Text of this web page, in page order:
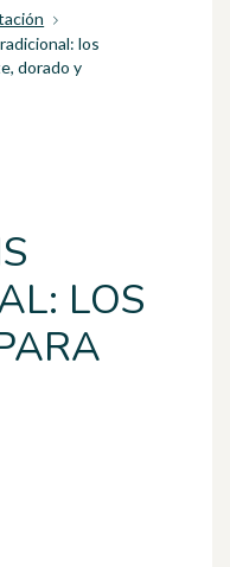
los
dorado y
LOS